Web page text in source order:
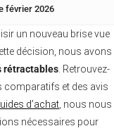
février 2026
un nouveau brise vue
décision, nous avons
rétractables . Retrouvez-
comparatifs et des avis
d’achat , nous nous
nécessaires pour